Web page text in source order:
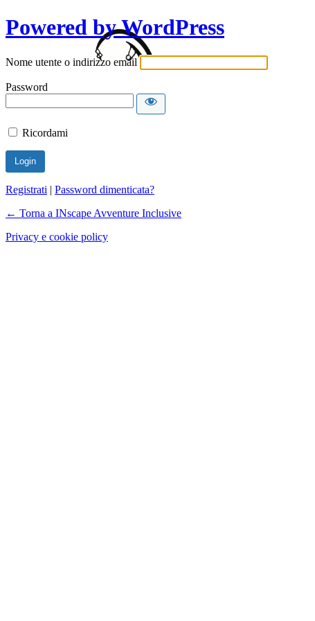
Powered by WordPress
Nome utente o indirizzo email
Password
Ricordami
Registrati | Password dimenticata?
← Torna a INscape Avventure Inclusive
Privacy e cookie policy